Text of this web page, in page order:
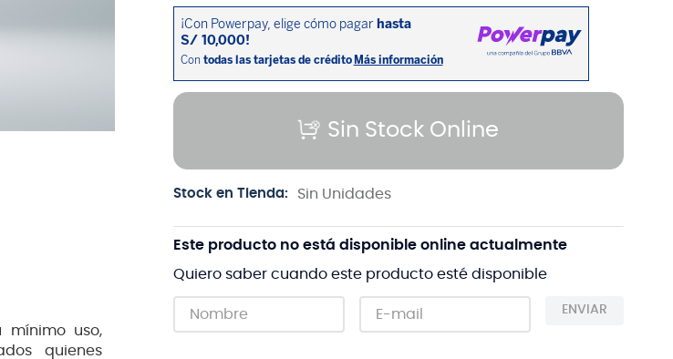
mínimo uso,
quienes
Sin Stock Online
Stock en Tienda: Sin Unidades
Este producto no está disponible online actualmente
Quiero saber cuando este producto esté disponible
ENVIAR